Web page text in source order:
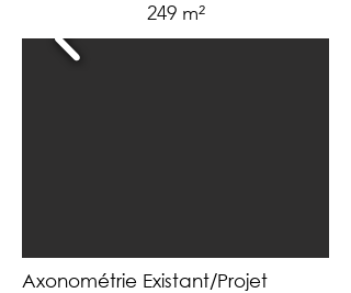
249 m²
Axonométrie Existant/Projet